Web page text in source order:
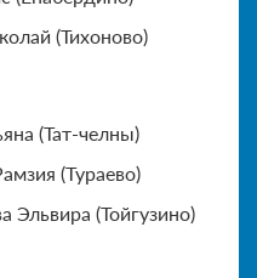
(Тихоново)
(Тат-челны)
(Тураево)
Эльвира (Тойгузино)